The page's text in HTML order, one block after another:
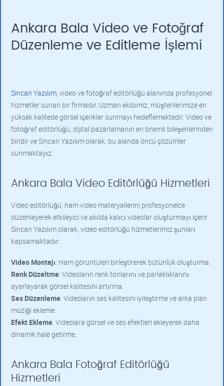
Ankara Bala Video ve Fotoğraf
Düzenleme ve Editleme İşlemi
Sincan Yazılım, video ve fotoğraf editörlüğü alanında profesyonel
hizmetler sunan bir firmadır. Uzman ekibimiz, müşterilerimize en
yüksek kalitede görsel içerikler sunmayı hedeflemektedir. Video ve
fotoğraf editörlüğü, dijital pazarlamanın en önemli bileşenlerinden
biridir ve Sincan Yazılım olarak, bu alanda öncü çözümler
sunmaktayız.
Ankara Bala Video Editörlüğü Hizmetleri
Video editörlüğü, ham video materyallerini profesyonelce
düzenleyerek etkileyici ve akılda kalıcı videolar oluşturmayı içerir.
Sincan Yazılım olarak, video editörlüğü hizmetlerimiz şunları
kapsamaktadır:
Video Montajı: Ham görüntüleri birleştirerek bütünlük oluşturma.
Renk Düzeltme: Videoların renk tonlarını ve parlaklıklarını
ayarlayarak görsel kalitesini artırma.
Ses Düzenleme: Videoların ses kalitesini iyileştirme ve arka plan
müziği ekleme.
Efekt Ekleme: Videolara görsel ve ses efektleri ekleyerek daha
dinamik hale getirme.
Ankara Bala Fotoğraf Editörlüğü
Hizmetleri